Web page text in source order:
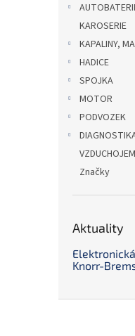
KAROSERIE
KAPALINY,
HADICE
SPOJKA
MOTOR
PODVOZEK
Značky
Aktuality
Knorr-